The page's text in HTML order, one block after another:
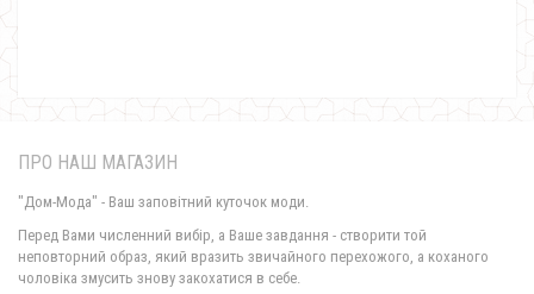
ПРО НАШ МАГАЗИН
"Дом-Мода" - Ваш заповітний куточок моди.
Перед Вами численний вибір, а Ваше завдання - створити той
неповторний образ, який вразить звичайного перехожого, а коханого
чоловіка змусить знову закохатися в себе.